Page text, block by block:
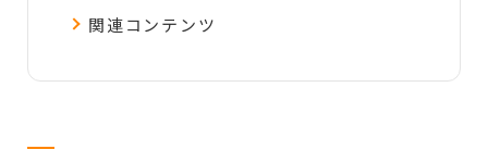
関連コンテンツ